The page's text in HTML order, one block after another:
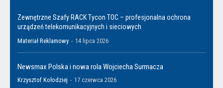
Zewnętrzne Szafy RACK Tycon TOC – profesjonalna ochrona
urządzeń telekomunikacyjnych i sieciowych
Materiał Reklamowy - 14 lipca 2026
Newsmax Polska i nowa rola Wojciecha Surmacza
Krzysztof Kołodziej - 17 czerwca 2026